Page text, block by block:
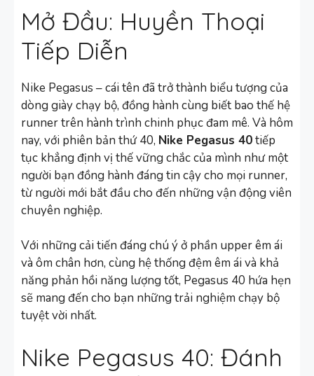
Mở Đầu: Huyền Thoại
Tiếp Diễn
Nike Pegasus – cái tên đã trở thành biểu tượng của
dòng giày chạy bộ, đồng hành cùng biết bao thế hệ
runner trên hành trình chinh phục đam mê. Và hôm
nay, với phiên bản thứ 40, Nike Pegasus 40tiếp
tục khẳng định vị thế vững chắc của mình như một
người bạn đồng hành đáng tin cậy cho mọi runner,
từ người mới bắt đầu cho đến những vận động viên
chuyên nghiệp.
Với những cải tiến đáng chú ý ở phần upper êm ái
và ôm chân hơn, cùng hệ thống đệm êm ái và khả
năng phản hồi năng lượng tốt, Pegasus 40 hứa hẹn
sẽ mang đến cho bạn những trải nghiệm chạy bộ
tuyệt vời nhất.
Nike Pegasus 40: Đánh